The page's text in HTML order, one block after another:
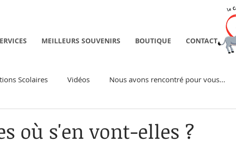
MEILLEURS SOUVENIRS BOUTIQUE CONTACT
Scolaires Vidéos Nous avons rencontré pour vous...
où s'en vont-elles ?